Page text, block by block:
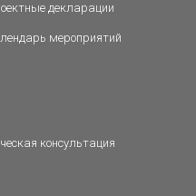
декларации
мероприятий
консультация